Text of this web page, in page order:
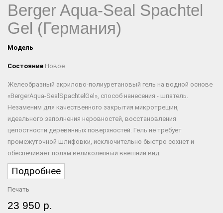
Berger Aqua-Seal Spachtel
Gel (Германия)
Модель
Состояние Новое
Желеобразный акрилово-полиуретановый гель на водной основе
«BergerAqua-SealSpachtelGel», способ нанесения - шпатель.
Незаменим для качественного закрытия микротрещин,
идеального заполнения неровностей, восстановления
целостности деревянных поверхностей. Гель не требует
промежуточной шлифовки, исключительно быстро сохнет и
обеспечивает полам великолепный внешний вид.
Подробнее
Печать
23 950 р.